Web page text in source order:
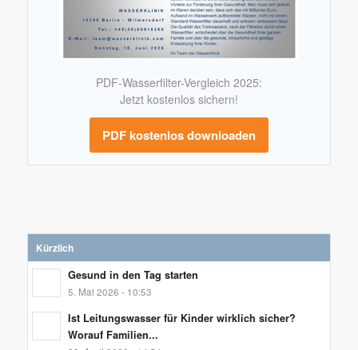
PDF-Wasserfilter-Vergleich 2025:
Jetzt kostenlos sichern!
PDF kostenlos downloaden
Kürzlich
Gesund in den Tag starten
5. Mai 2026 - 10:53
Ist Leitungswasser für Kinder wirklich sicher?
Worauf Familien...